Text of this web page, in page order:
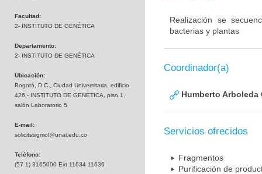
Facultad:
2- INSTITUTO DE GENÉTICA
Departamento:
2- INSTITUTO DE GENÉTICA
Ubicación:
Bogotá, D.C., Ciudad Universitaria, edificio
426 - INSTITUTO DE GENETICA, piso 1,
salón Laboratorio 5
E-mail:
solicitssigmol@unal.edu.co
Teléfono:
(57 1) 3165000 Ext.11634 11636
Realización se
bacterias y plantas
Coordinador(a)
Humberto Arboleda
Servicios ofrecidos
Fragmentos
Purificación de